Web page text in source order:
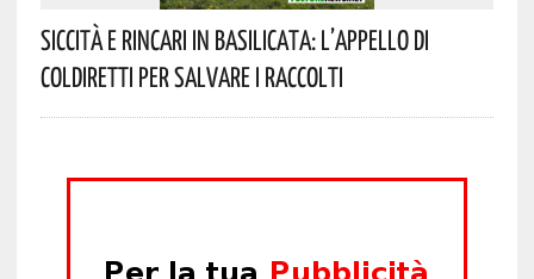
Siccità E Rincari In Basilicata: L’appello Di
Coldiretti Per Salvare I Raccolti